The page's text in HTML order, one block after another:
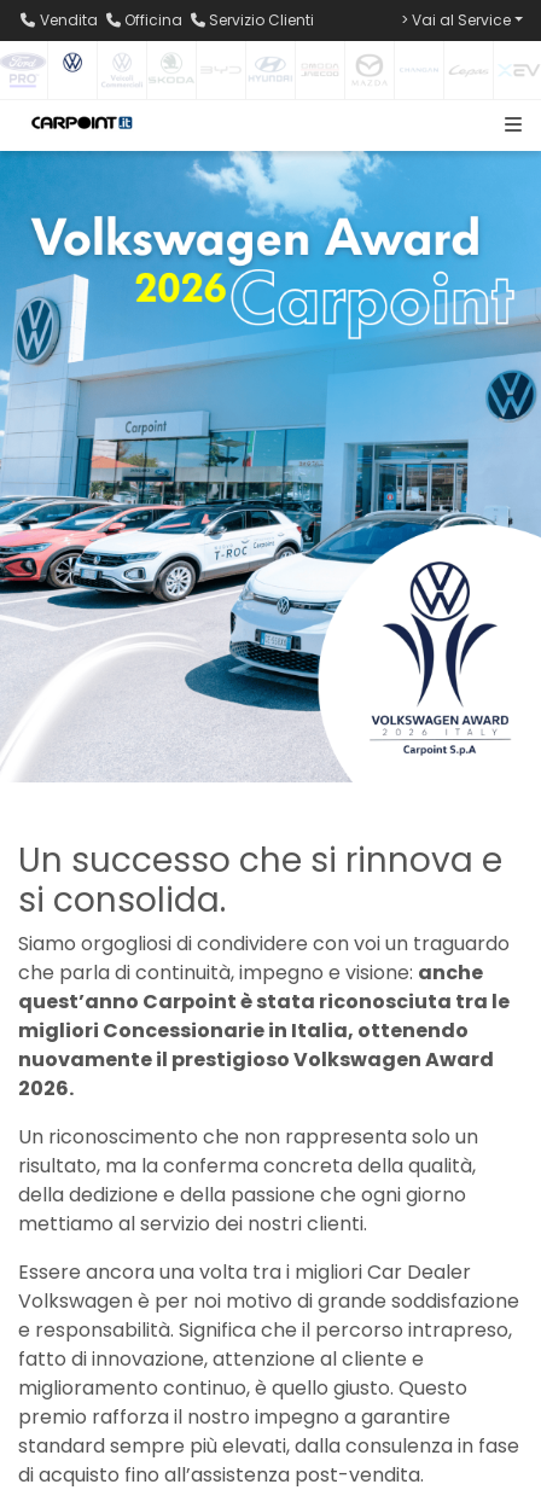
Vendita Officina Servizio Clienti > Vai al Service
Un successo che si rinnova e
si consolida.
Siamo orgogliosi di condividere con voi un traguardo
che parla di continuità, impegno e visione: anche
quest’anno Carpoint è stata riconosciuta tra le
migliori Concessionarie in Italia, ottenendo
nuovamente il prestigioso Volkswagen Award
2026.
Un riconoscimento che non rappresenta solo un
risultato, ma la conferma concreta della qualità,
della dedizione e della passione che ogni giorno
mettiamo al servizio dei nostri clienti.
Essere ancora una volta tra i migliori Car Dealer
Volkswagen è per noi motivo di grande soddisfazione
e responsabilità. Significa che il percorso intrapreso,
fatto di innovazione, attenzione al cliente e
miglioramento continuo, è quello giusto. Questo
premio rafforza il nostro impegno a garantire
standard sempre più elevati, dalla consulenza in fase
di acquisto fino all’assistenza post-vendita.